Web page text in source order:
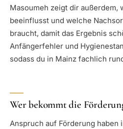
Masoumeh zeigt dir außerdem,
beeinflusst und welche
braucht, damit das Ergebnis
Anfängerfehler und
sodass du in Mainz fachlich
Wer bekommt die
Anspruch auf Förderung haben